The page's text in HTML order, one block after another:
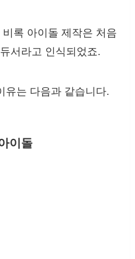
록 아이돌 제작은 처음
서라고 인식되었죠.
유는 다음과 같습니다.
이돌